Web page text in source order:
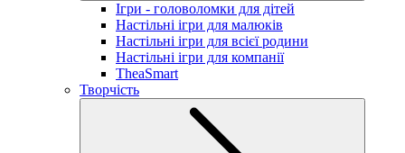
Ігри - головоломки для дітей
Настільні ігри для малюків
Настільні ігри для всієї родини
Настільні ігри для компанії
TheaSmart
Творчість